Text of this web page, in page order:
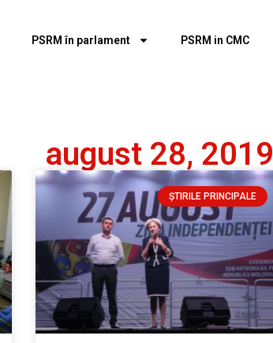
PSRM în parlament PSRM in CMC
august 28, 2019
ȘTIRILE PRINCIPALE